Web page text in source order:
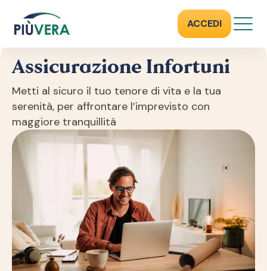
ACCEDI
ASSICURAZIONE INFORTUNI
Assicurazione Infortuni
Metti al sicuro il tuo tenore di vita e la tua
serenità, per affrontare l’imprevisto con
maggiore tranquillità